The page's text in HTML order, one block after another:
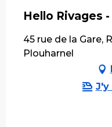
Hello Rivages
45 rue de la Gare,
Plouharnel
J'y